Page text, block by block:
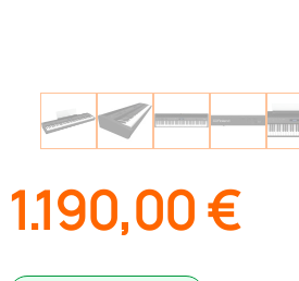
1.190,00€